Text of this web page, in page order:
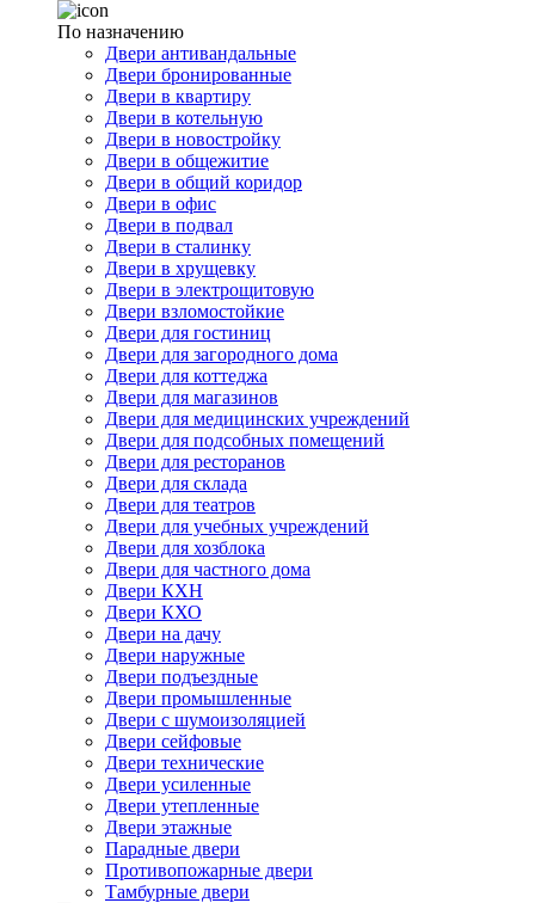
По назначению
Двери антивандальные
Двери бронированные
Двери в квартиру
Двери в котельную
Двери в новостройку
Двери в общежитие
Двери в общий коридор
Двери в офис
Двери в подвал
Двери в сталинку
Двери в хрущевку
Двери в электрощитовую
Двери взломостойкие
Двери для гостиниц
Двери для загородного дома
Двери для коттеджа
Двери для магазинов
Двери для медицинских учреждений
Двери для подсобных помещений
Двери для ресторанов
Двери для склада
Двери для театров
Двери для учебных учреждений
Двери для хозблока
Двери для частного дома
Двери КХН
Двери КХО
Двери на дачу
Двери наружные
Двери подъездные
Двери промышленные
Двери с шумоизоляцией
Двери сейфовые
Двери технические
Двери усиленные
Двери утепленные
Двери этажные
Парадные двери
Противопожарные двери
Тамбурные двери